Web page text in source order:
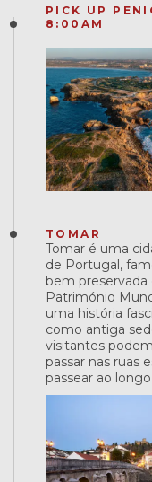
PICK UP
8:00AM
TOMAR
Tomar é uma
de Portugal,
bem preservada
Património
uma história
como antiga
visitantes
passar nas ruas
passear ao